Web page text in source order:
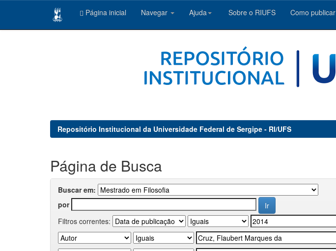
Página inicial Navegar Ajuda Sobre o RIUFS Como publicar
Repositório Institucional da Universidade Federal de Sergipe - RI/UFS
Página de Busca
Buscar em:
por
Filtros correntes: